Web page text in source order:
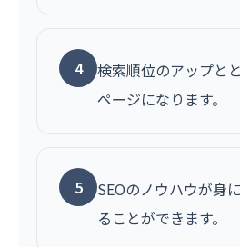
4
検索順位のアップと
ページになります。
5
SEOのノウハウが身
ることができます。